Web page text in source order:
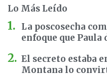
Lo Más Leído
La poscosecha
enfoque que Paula
El secreto estaba
Montana lo